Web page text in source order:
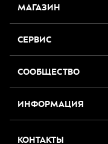
МАГАЗИН
СЕРВИС
СООБЩЕСТВО
ИНФОРМАЦИЯ
КОНТАКТЫ